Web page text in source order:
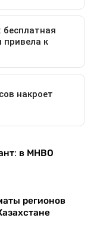
в МНВО
регионов